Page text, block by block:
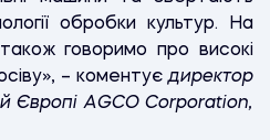
обробки культур. На
говоримо про високі
– коментуєдиректор
Європі AGCO Corporation,